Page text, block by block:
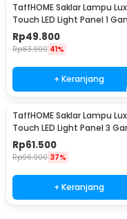
TaffHOME Saklar Lampu
Touch LED Light Panel 1
AO-001
Rp49.800
Rp83.900 41%
+ Keranjang
TaffHOME Saklar Lampu
Touch LED Light Panel 3
AO-001
Rp61.500
Rp96.900 37%
+ Keranjang